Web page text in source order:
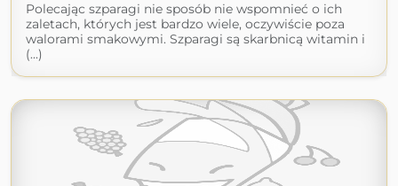
Polecając szparagi nie sposób nie wspomnieć o ich
zaletach, których jest bardzo wiele, oczywiście poza
walorami smakowymi. Szparagi są skarbnicą witamin i
(...)